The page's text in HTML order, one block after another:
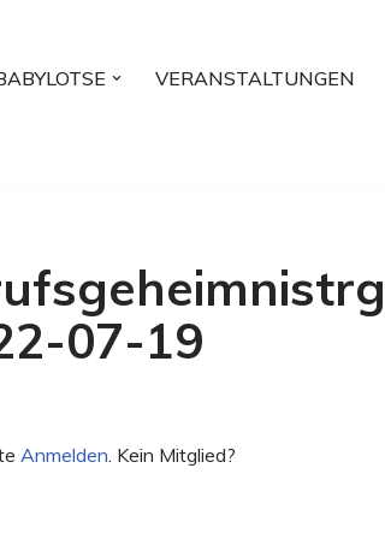
VERANSTALTUNGEN
07-19
Anmelden . Kein Mitglied?